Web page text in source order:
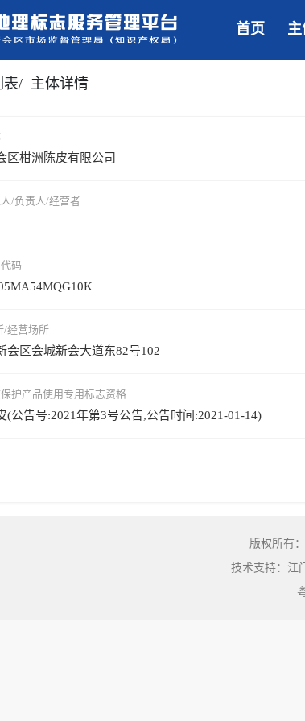
首页
表/ 主体详情
区柑洲陈皮有限公司
/负责人/经营者
码
/经营场所
会区会城新会大道东82号102
护产品使用专用标志资格
(公告号:2021年第3号公告,公告时间:2021-01-14)
版权所有
技术支持：江